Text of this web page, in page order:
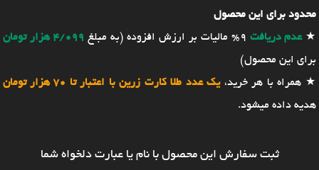
محدود برای این محصول
★عدم دریافت 9% مالیات بر ارزش افزوده (به مبلغ
4/099 هزار تومان
برای این محصول)
★ همراه با هر خرید،یک عدد طلا کارت زرین با اعتبار تا 70 هزار تومان
هدیه داده میشود.
ثبت سفارش این محصول با نام یا عبارت دلخواه شما